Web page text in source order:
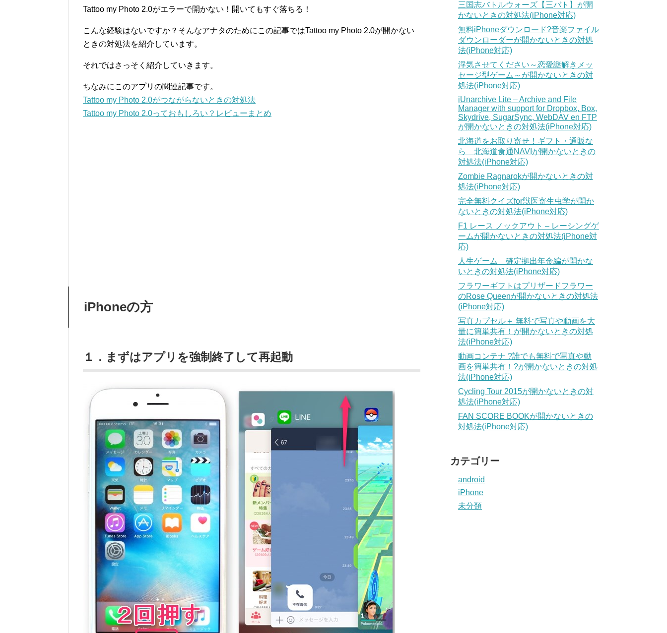
Tattoo my Photo 2.0がエラーで開かない！開いてもすぐ落ちる！
こんな経験はないですか？そんなアナタのためにこの記事ではTattoo my Photo 2.0が開かない
ときの対処法を紹介しています。
それではさっそく紹介していきます。
ちなみにこのアプリの関連記事です。
Tattoo my Photo 2.0がつながらないときの対処法
Tattoo my Photo 2.0っておもしろい？レビューまとめ
iPhoneの方
１．まずはアプリを強制終了して再起動
三国志バトルウォーズ【三バト】が開
かないときの対処法(iPhone対応)
無料iPhoneダウンロード?音楽ファイル
ダウンローダーが開かないときの対処
法(iPhone対応)
浮気させてください～恋愛謎解きメッ
セージ型ゲーム～が開かないときの対
処法(iPhone対応)
iUnarchive Lite – Archive and File
Manager with support for Dropbox, Box,
Skydrive, SugarSync, WebDAV en FTP
が開かないときの対処法(iPhone対応)
北海道をお取り寄せ！ギフト・通販な
ら 北海道食通NAVIが開かないときの
対処法(iPhone対応)
Zombie Ragnarokが開かないときの対
処法(iPhone対応)
完全無料クイズfor獣医寄生虫学が開か
ないときの対処法(iPhone対応)
F1 レース ノックアウト – レーシングゲ
ームが開かないときの対処法(iPhone対
応)
人生ゲーム 確定拠出年金編が開かな
いときの対処法(iPhone対応)
フラワーギフトはプリザードフラワー
のRose Queenが開かないときの対処法
(iPhone対応)
写真カプセル＋ 無料で写真や動画を大
量に簡単共有！が開かないときの対処
法(iPhone対応)
動画コンテナ ?誰でも無料で写真や動
画を簡単共有！?が開かないときの対処
法(iPhone対応)
Cycling Tour 2015が開かないときの対
処法(iPhone対応)
FAN SCORE BOOKが開かないときの
対処法(iPhone対応)
カテゴリー
android
iPhone
未分類